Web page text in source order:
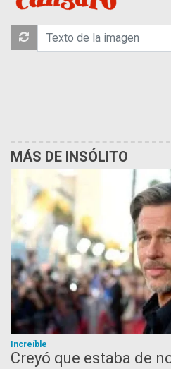
MÁS DE INSÓLITO
Increíble
Creyó que estaba de